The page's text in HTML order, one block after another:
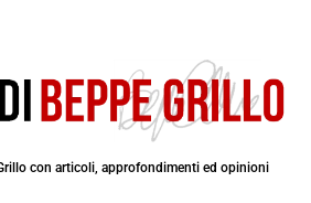
con articoli, approfondimenti ed opinioni